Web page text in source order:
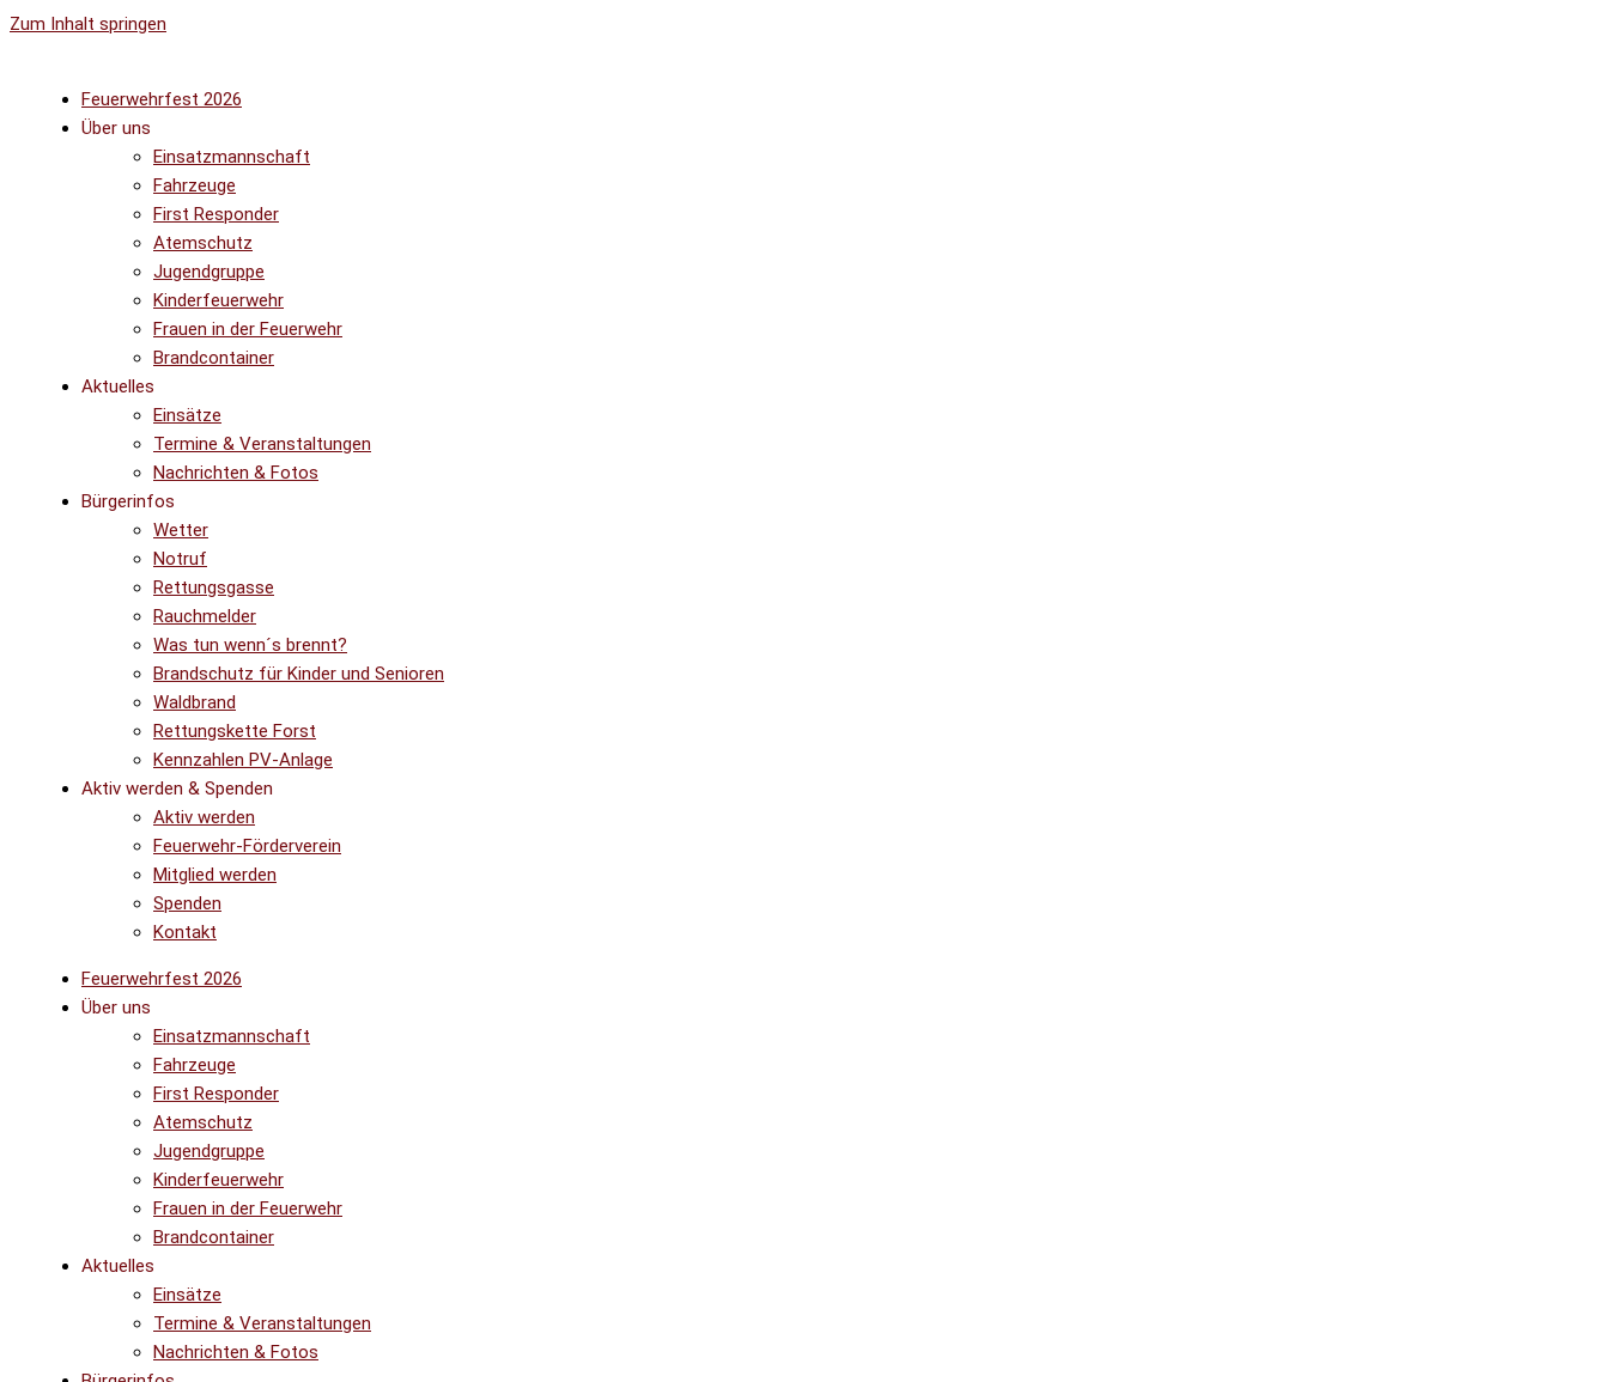
Zum Inhalt springen
Feuerwehrfest 2026
Über uns
Einsatzmannschaft
Fahrzeuge
First Responder
Atemschutz
Jugendgruppe
Kinderfeuerwehr
Frauen in der Feuerwehr
Brandcontainer
Aktuelles
Einsätze
Termine & Veranstaltungen
Nachrichten & Fotos
Bürgerinfos
Wetter
Notruf
Rettungsgasse
Rauchmelder
Was tun wenn´s brennt?
Brandschutz für Kinder und Senioren
Waldbrand
Rettungskette Forst
Kennzahlen PV-Anlage
Aktiv werden & Spenden
Aktiv werden
Feuerwehr-Förderverein
Mitglied werden
Spenden
Kontakt
Feuerwehrfest 2026
Über uns
Einsatzmannschaft
Fahrzeuge
First Responder
Atemschutz
Jugendgruppe
Kinderfeuerwehr
Frauen in der Feuerwehr
Brandcontainer
Aktuelles
Einsätze
Termine & Veranstaltungen
Nachrichten & Fotos